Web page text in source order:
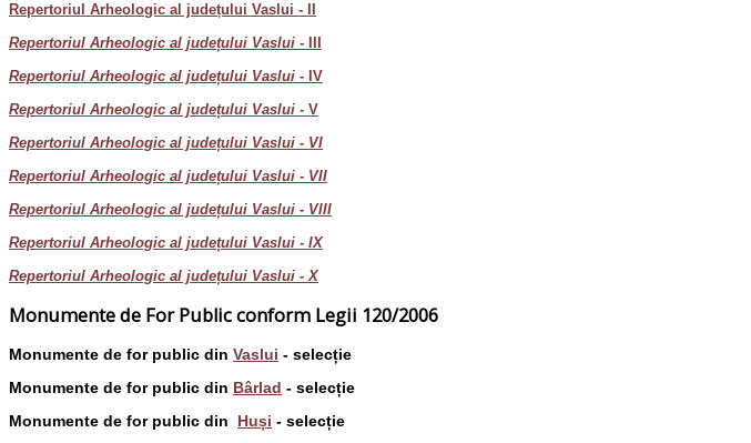
Repertoriul Arheologic al județului Vaslui - II
Repertoriul Arheologic al județului Vaslui - III
Repertoriul Arheologic al județului Vaslui - IV
Repertoriul Arheologic al județului Vaslui - V
Repertoriul Arheologic al județului Vaslui - VI
Repertoriul Arheologic al județului Vaslui - VII
Repertoriul Arheologic al județului Vaslui - VIII
Repertoriul Arheologic al județului Vaslui - IX
Repertoriul Arheologic al județului Vaslui - X
Monumente de For Public conform Legii 120/2006
Monumente de for public din Vaslui - selecție
Monumente de for public din Bârlad - selecție
Monumente de for public din Huși - selecție